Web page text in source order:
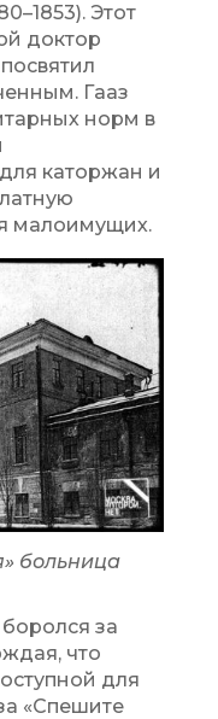
Этот
доктор
Гааз
норм в
каторжан и
малоимущих.
больница
за
что
для
«Спешите